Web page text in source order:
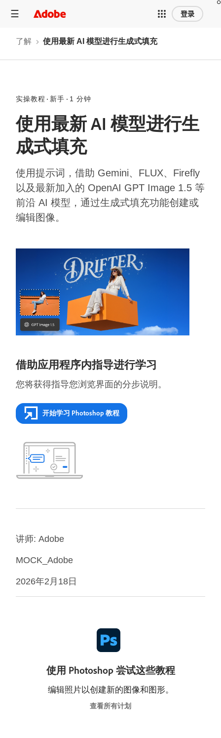
登录
了解 使用最新 AI 模型进行生成式填充
实操教程 新手 1 分钟
使用最新 AI 模型进行生
成式填充
使用提示词，借助 Gemini、FLUX、Firefly
以及最新加入的 OpenAI GPT Image 1.5 等
前沿 AI 模型，通过生成式填充功能创建或
编辑图像。
借助应用程序内指导进行学习
您将获得指导您浏览界面的分步说明。
开始学习 Photoshop 教程
讲师: Adobe
MOCK_Adobe
2026年2月18日
使用 Photoshop 尝试这些教程
编辑照片以创建新的图像和图形。
查看所有计划